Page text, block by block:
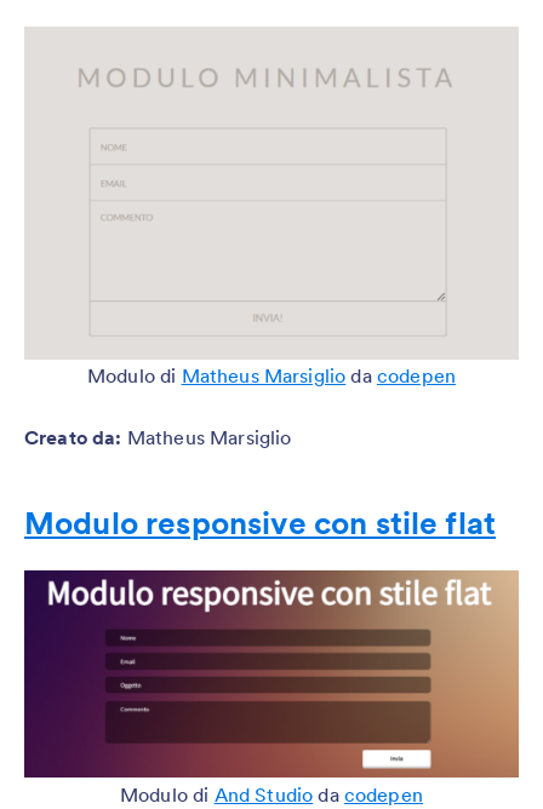
Modulo di Matheus Marsiglio da codepen
Creato da: Matheus Marsiglio
Modulo responsive con stile flat
Modulo di And Studio da codepen